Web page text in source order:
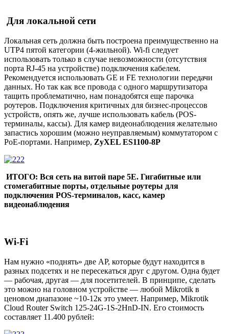
Для локальной сети
Локальная сеть должна быть построена преимущественно на
UTP4 пятой категории (4-жильной). Wi-fi следует
использовать только в случае невозможности (отсутствия
порта RJ-45 на устройстве) подключения кабелем.
Рекомендуется использовать GE и FE технологии передачи
данных. Но так как все провода с одного маршрутизатора
тащить проблематично, нам понадобятся еще парочка
роутеров. Подключения критичных для бизнес-процессов
устройств, опять же, лучше использовать кабель (POS-
терминалы, кассы). Для камер видеонаблюдения желательно
запастись хорошим (можно неуправляемым) коммутатором c
PoE-портами. Например, ZyXEL ES1100-8P
ИТОГО: Вся сеть на витой паре 5E. Гигабитные или
стомегабитные порты, отдельные роутеры для
подключения POS-терминалов, касс, камер
видеонаблюдения
Wi-Fi
Нам нужно «поднять» две AP, которые будут находится в
разных подсетях и не пересекаться друг с другом. Одна будет
— рабочая, другая — для посетителей. В принципе, сделать
это можно на головном устройстве — любой Mikrotik в
ценовом диапазоне ~10-12к это умеет. Например, Mikrotik
Cloud Router Switch 125-24G-1S-2HnD-IN. Его стоимость
составляет 11.400 рублей: